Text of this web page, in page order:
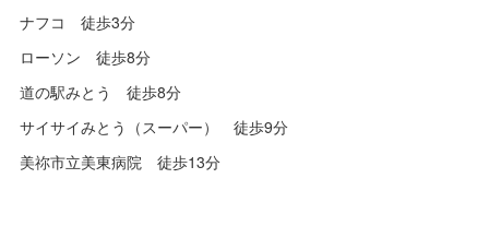
ナフコ 徒歩3分
ローソン 徒歩8分
道の駅みとう 徒歩8分
サイサイみとう（スーパー） 徒歩9分
美祢市立美東病院 徒歩13分